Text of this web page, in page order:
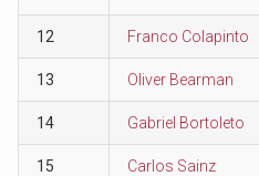
12 Franco Colapinto
13 Oliver Bearman
14 Gabriel Bortoleto
15 Carlos Sainz